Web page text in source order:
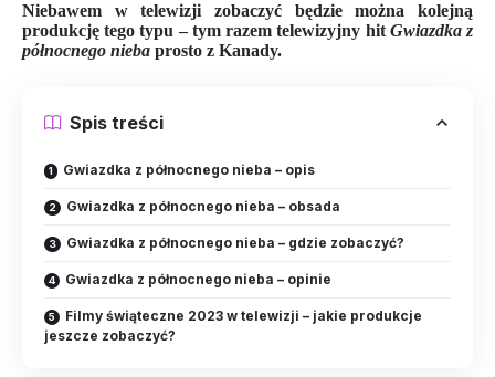
Niebawem w telewizji zobaczyć będzie można kolejną
produkcję tego typu – tym razem telewizyjny hit Gwiazdka z
północnego nieba prosto z Kanady.
Spis treści
Gwiazdka z północnego nieba – opis
Gwiazdka z północnego nieba – obsada
Gwiazdka z północnego nieba – gdzie zobaczyć?
Gwiazdka z północnego nieba – opinie
Filmy świąteczne 2023 w telewizji – jakie produkcje
jeszcze zobaczyć?